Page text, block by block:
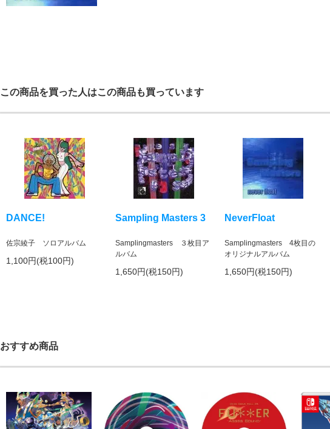
この商品を買った人はこの商品も買っています
DANCE!
佐宗綾子 ソロアルバム
1,100円(税100円)
Sampling Masters 3
Samplingmasters ３枚目ア
ルバム
1,650円(税150円)
NeverFloat
Samplingmasters 4枚目の
オリジナルアルバム
1,650円(税150円)
おすすめ商品